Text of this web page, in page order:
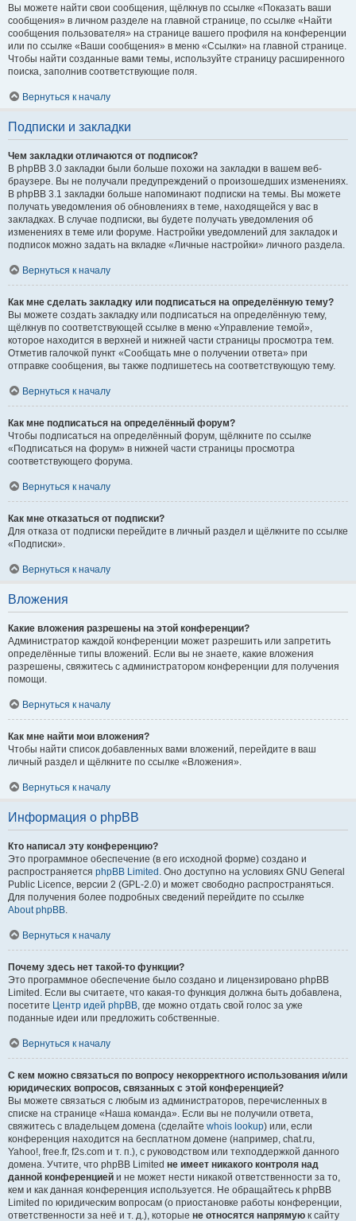
Вы можете найти свои сообщения, щёлкнув по ссылке «Показать ваши
сообщения» в личном разделе на главной странице, по ссылке «Найти
сообщения пользователя» на странице вашего профиля на конференции
или по ссылке «Ваши сообщения» в меню «Ссылки» на главной странице.
Чтобы найти созданные вами темы, используйте страницу расширенного
поиска, заполнив соответствующие поля.
Вернуться к началу
Подписки и закладки
Чем закладки отличаются от подписок?
В phpBB 3.0 закладки были больше похожи на закладки в вашем веб-
браузере. Вы не получали предупреждений о произошедших изменениях.
В phpBB 3.1 закладки больше напоминают подписки на темы. Вы можете
получать уведомления об обновлениях в теме, находящейся у вас в
закладках. В случае подписки, вы будете получать уведомления об
изменениях в теме или форуме. Настройки уведомлений для закладок и
подписок можно задать на вкладке «Личные настройки» личного раздела.
Вернуться к началу
Как мне сделать закладку или подписаться на определённую тему?
Вы можете создать закладку или подписаться на определённую тему,
щёлкнув по соответствующей ссылке в меню «Управление темой»,
которое находится в верхней и нижней части страницы просмотра тем.
Отметив галочкой пункт «Сообщать мне о получении ответа» при
отправке сообщения, вы также подпишетесь на соответствующую тему.
Вернуться к началу
Как мне подписаться на определённый форум?
Чтобы подписаться на определённый форум, щёлкните по ссылке
«Подписаться на форум» в нижней части страницы просмотра
соответствующего форума.
Вернуться к началу
Как мне отказаться от подписки?
Для отказа от подписки перейдите в личный раздел и щёлкните по ссылке
«Подписки».
Вернуться к началу
Вложения
Какие вложения разрешены на этой конференции?
Администратор каждой конференции может разрешить или запретить
определённые типы вложений. Если вы не знаете, какие вложения
разрешены, свяжитесь с администратором конференции для получения
помощи.
Вернуться к началу
Как мне найти мои вложения?
Чтобы найти список добавленных вами вложений, перейдите в ваш
личный раздел и щёлкните по ссылке «Вложения».
Вернуться к началу
Информация о phpBB
Кто написал эту конференцию?
Это программное обеспечение (в его исходной форме) создано и
распространяется phpBB Limited . Оно доступно на условиях GNU General
Public Licence, версии 2 (GPL-2.0) и может свободно распространяться.
Для получения более подробных сведений перейдите по ссылке
About phpBB.
Вернуться к началу
Почему здесь нет такой-то функции?
Это программное обеспечение было создано и лицензировано phpBB
Limited. Если вы считаете, что какая-то функция должна быть добавлена,
посетите Центр идей phpBB, где можно отдать свой голос за уже
поданные идеи или предложить собственные.
Вернуться к началу
С кем можно связаться по вопросу некорректного использования и/или
юридических вопросов, связанных с этой конференцией?
Вы можете связаться с любым из администраторов, перечисленных в
списке на странице «Наша команда». Если вы не получили ответа,
свяжитесь с владельцем домена (сделайте whois lookup) или, если
конференция находится на бесплатном домене (например, chat.ru,
Yahoo!, free.fr, f2s.com и т. п.), с руководством или техподдержкой данного
домена. Учтите, что phpBB Limited не имеет никакого контроля над
данной конференцией и не может нести никакой ответственности за то,
кем и как данная конференция используется. Не обращайтесь к phpBB
Limited по юридическим вопросам (о приостановке работы конференции,
ответственности за неё и т. д.), которые не относятся напрямую к сайту